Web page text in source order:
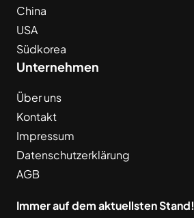
China
USA
Südkorea
Unternehmen
Über uns
Kontakt
Impressum
Datenschutzerklärung
AGB
Immer auf dem aktuellsten Stand!